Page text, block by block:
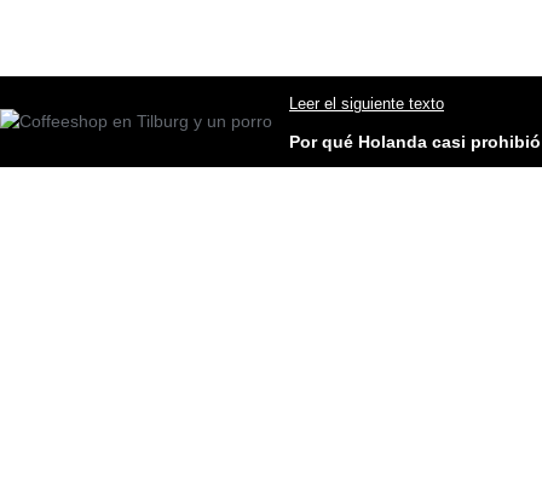
Leer el siguiente texto
Por qué Holanda casi